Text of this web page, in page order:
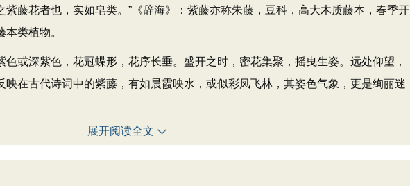
藤花者也，实如皂类。”《辞海》：紫藤亦称朱藤，豆科，高大木质藤本，春季开
类植物。
深紫色，花冠蝶形，花序长垂。盛开之时，密花集聚，摇曳生姿。远处仰望，
在古代诗词中的紫藤，有如晨霞映水，或似彩凤飞林，其姿色气象，更是绚丽迷
展开阅读全文